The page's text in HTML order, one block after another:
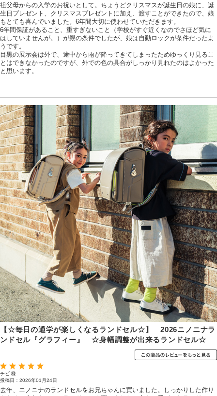
祖父母からの入学のお祝いとして。ちょうどクリスマスが誕生日の娘に、誕
生日プレゼント、クリスマスプレゼントに加え、渡すことができたので、娘
もとても喜んでいました。6年間大切に使わせていただきます。
6年間保証があること、重すぎないこと（学校がすぐ近くなのでさほど気に
はしていませんが。）が親の条件でしたが、娘は自動ロックが条件だったよ
うです。
目黒の展示会は外で、途中から雨が降ってきてしまったためゆっくり見るこ
とはできなかったのですが、外での色の具合がしっかり見れたのはよかった
と思います。
【☆毎日の通学が楽しくなるランドセル☆】 2026ニノニナラ
ンドセル『グラフィー』 ☆身幅調整が出来るランドセル☆
チビ 様
投稿日：2026年01月24日
去年、ニノニナのランドセルをお兄ちゃんに買いました。しっかりした作り